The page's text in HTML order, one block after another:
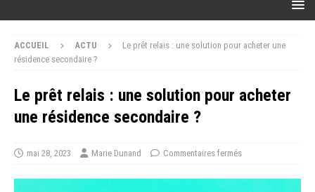
ACCUEIL ACTU
Le prêt relais : une solution pour acheter une
résidence secondaire ?
Le prêt relais : une solution pour acheter
une résidence secondaire ?
mai 28, 2023 Marie Dunand Commentaires fermés